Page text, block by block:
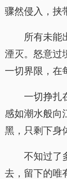
骤然侵入，挟
所有未能
湮灭。怒意过
一切界限，在
一切挣扎
感如潮水般向
黑，只剩下身
不知过了
去，留下的唯